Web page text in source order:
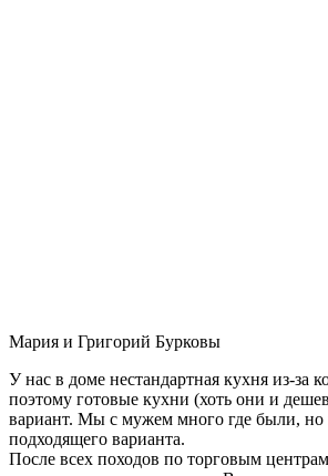
Мария и Григорий Бурковы
У нас в доме нестандартная кухня из-за
поэтому готовые кухни (хоть они и
вариант. Мы с мужем много где были,
подходящего варианта.
После всех походов по торговым